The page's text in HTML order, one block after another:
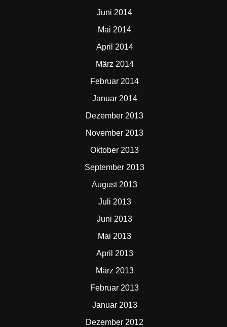
Juni 2014
Mai 2014
April 2014
März 2014
Februar 2014
Januar 2014
Dezember 2013
November 2013
Oktober 2013
September 2013
August 2013
Juli 2013
Juni 2013
Mai 2013
April 2013
März 2013
Februar 2013
Januar 2013
Dezember 2012